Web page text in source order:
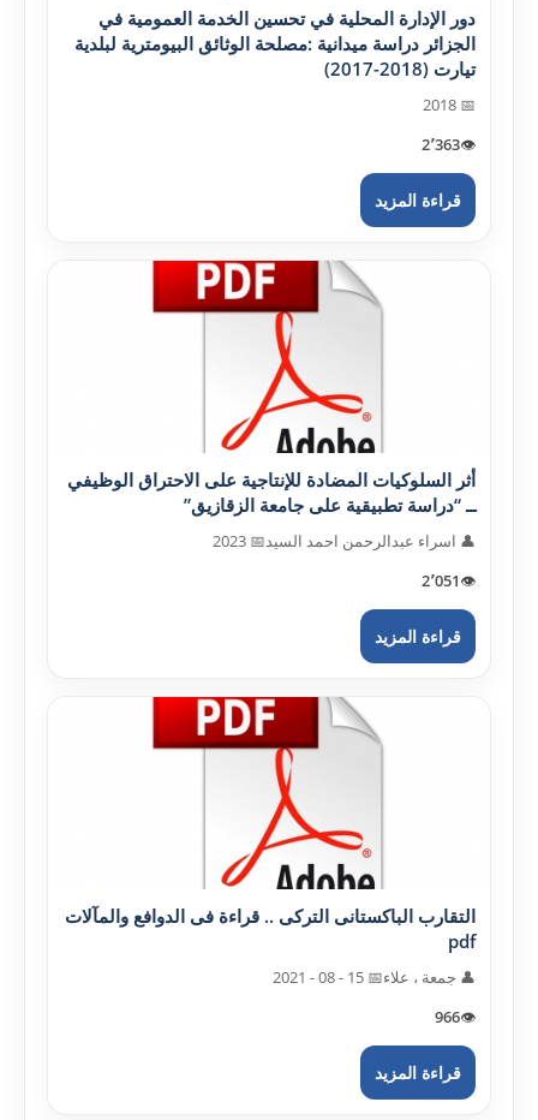
دور الإدارة المحلية في تحسين الخدمة العمومية في
الجزائر دراسة ميدانية :مصلحة الوثائق البيومترية لبلدية
تيارت (2018-2017)
📅 2018
👁️2٬363
قراءة المزيد
أثر السلوکيات المضادة للإنتاجية على الاحتراق الوظيفي
ــ “دراسة تطبيقية على جامعة الزقازيق”
👤 اسراء عبدالرحمن احمد السيد📅 2023
👁️2٬051
قراءة المزيد
التقارب الباکستانى الترکى .. قراءة فى الدوافع والمآلات
pdf
👤 جمعة ، علاء📅 15 - 08 - 2021
👁️
966
قراءة المزيد